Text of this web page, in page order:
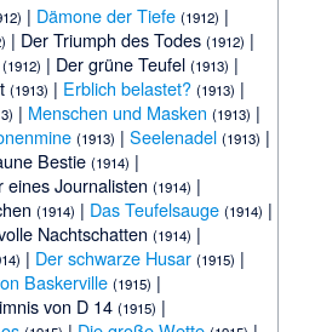
| Dämone der Tiefe (1912) |
| Der Triumph des Todes (1912) |
(1912) | Der grüne Teufel (1913) |
(1913) | Erblich belastet? (1913) |
| Menschen und Masken (1913) |
(1913) | Seelenadel (1913) |
Bestie (1914) |
eines Journalisten (1914) |
(1914) | Das Teufelsauge (1914) |
Nachtschatten (1914) |
| Der schwarze Husar (1915) |
Baskerville (1915) |
von D 14 (1915) |